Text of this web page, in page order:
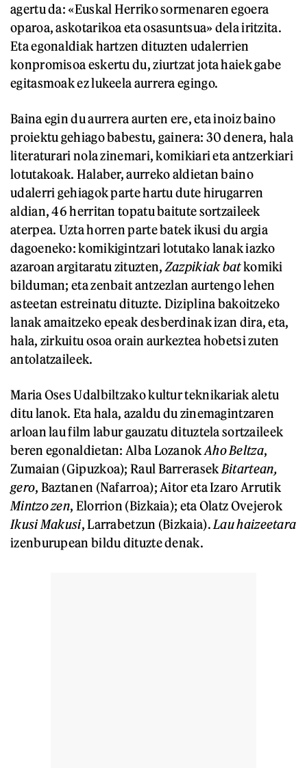
agertu da: «Euskal Herriko sormenaren egoera
oparoa, askotarikoa eta osasuntsua» dela iritzita.
Eta egonaldiak hartzen dituzten udalerrien
konpromisoa eskertu du, ziurtzat jota haiek gabe
egitasmoak ez lukeela aurrera egingo.
Baina egin du aurrera aurten ere, eta inoiz baino
proiektu gehiago babestu, gainera: 30 denera, hala
literaturari nola zinemari, komikiari eta antzerkiari
lotutakoak. Halaber, aurreko aldietan baino
udalerri gehiagok parte hartu dute hirugarren
aldian, 46 herritan topatu baitute sortzaileek
aterpea. Uzta horren parte batek ikusi du argia
dagoeneko: komikigintzari lotutako lanak iazko
azaroan argitaratu zituzten, Zazpikiak batkomiki
bilduman; eta zenbait antzezlan aurtengo lehen
asteetan estreinatu dituzte. Diziplina bakoitzeko
lanak amaitzeko epeak desberdinak izan dira, eta,
hala, zirkuitu osoa orain aurkeztea hobetsi zuten
antolatzaileek.
Maria Oses Udalbiltzako kultur teknikariak aletu
ditu lanok. Eta hala, azaldu du zinemagintzaren
arloan lau film labur gauzatu dituztela sortzaileek
beren egonaldietan: Alba LozanokAho Beltza,
Zumaian (Gipuzkoa); Raul Barrerasek Bitartean,
gero, Baztanen (Nafarroa); Aitor eta Izaro Arrutik
Mintzo zen, Elorrion (Bizkaia); eta Olatz Ovejerok
Ikusi Makusi, Larrabetzun (Bizkaia). Lau haizeetara
izenburupean bildu dituzte denak.